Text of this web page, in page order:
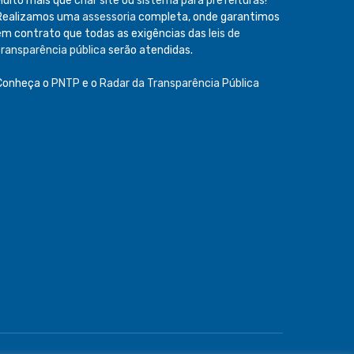
uma assessoria completa, onde garantimos
contrato que todas as exigências das leis de
pública serão atendidas.
o PNTP e o Radar da Transparência Pública